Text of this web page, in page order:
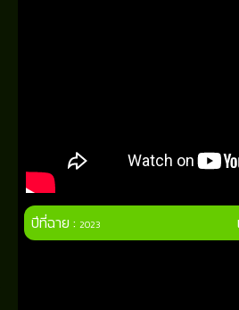
ปีที่ฉาย :2023